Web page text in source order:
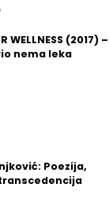
WELLNESS (2017) –
nema leka
Poezija,